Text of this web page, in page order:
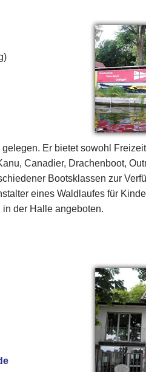
Er bietet sowohl
Canadier, Drachenboot,
Bootsklassen zur
eines Waldlaufes für
der Halle angeboten.